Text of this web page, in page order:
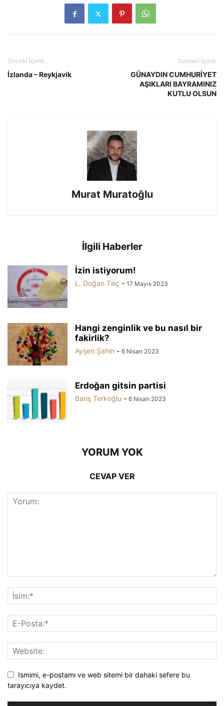
Önceki İçerik
İzlanda – Reykjavik
Sonraki İçerik
GÜNAYDIN CUMHURİYET
AŞIKLARI BAYRAMINIZ
KUTLU OLSUN
Murat Muratoğlu
İlgili Haberler
İzin istiyorum!
L. Doğan Tılıç - 17 Mayıs 2023
Hangi zenginlik ve bu nasıl bir
fakirlik?
Ayşen Şahin - 6 Nisan 2023
Erdoğan gitsin partisi
Barış Terkoğlu - 6 Nisan 2023
YORUM YOK
CEVAP VER
Ismimi, e-postamı ve web sitemi bir dahaki sefere bu
tarayıcıya kaydet.